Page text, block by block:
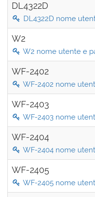
DL4322D
DL4322D nome
W2
W2 nome utente e
WF-2402
WF-2402 nome
WF-2403
WF-2403 nome
WF-2404
WF-2404 nome
WF-2405
WF-2405 nome